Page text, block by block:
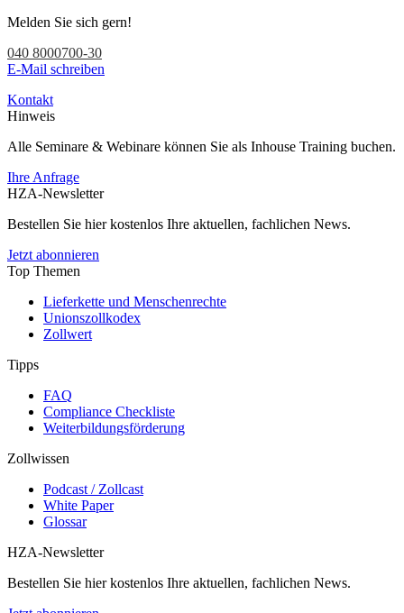
Melden Sie sich gern!
040 8000700-30
E-Mail schreiben
Kontakt
Hinweis
Alle Seminare & Webinare können Sie als Inhouse Training buchen.
Ihre Anfrage
HZA-Newsletter
Bestellen Sie hier kostenlos Ihre aktuellen, fachlichen News.
Jetzt abonnieren
Top Themen
Lieferkette und Menschenrechte
Unionszollkodex
Zollwert
Tipps
FAQ
Compliance Checkliste
Weiterbildungsförderung
Zollwissen
Podcast / Zollcast
White Paper
Glossar
HZA-Newsletter
Bestellen Sie hier kostenlos Ihre aktuellen, fachlichen News.